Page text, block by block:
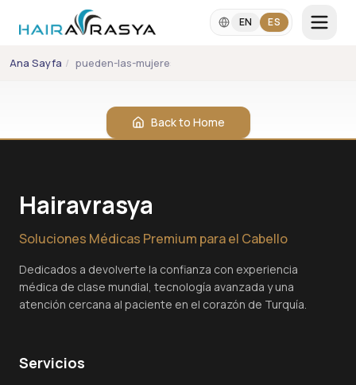
Skip to main content
EN ES
info@hairavrasya.com
WhatsApp Consultation
Ana Sayfa / pueden-las-mujeres-someterse-a-un-trasplante-capilar
Back to Home
Hairavrasya
Soluciones Médicas Premium para el Cabello
Dedicados a devolverte la confianza con experiencia
médica de clase mundial, tecnología avanzada y una
atención cercana al paciente en el corazón de Turquía.
Servicios